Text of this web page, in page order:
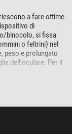
a fare ottime
di
binocolo, si fissa
o feltrini) nel
peso e prolungato
dell'oculare. Per il